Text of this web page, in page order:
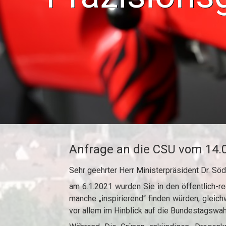
Anfrage an die CSU vom
Sehr geehrter Herr Ministerpräsident Dr.
am 6.1.2021 wurden Sie in den öffentlich-
manche „inspirierend“ finden würden,
vor allem im Hinblick auf die